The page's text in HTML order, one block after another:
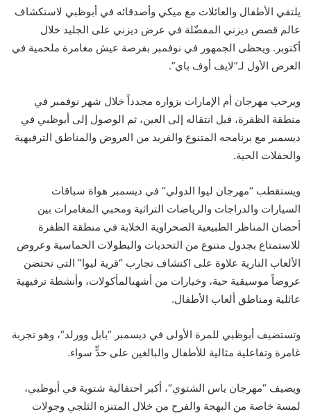
يلتقي الأطفال والعائلات مع ميكي وأصدقائه في أبوظبي لاستكشاف
عالم قصص ديزني المفضّلة في عرض ديزني على الجليد خلال
أكتوبر. ويحظى الجمهور في نوفمبر بفرصة عيش مغامرة ملحمية في
العرض الأول لـ”لايف أوف باي”.
ويرحب مهرجان أم الإمارات بزواره مجدداً خلال شهر نوفمبر في
منطقة الظفرة، قبل انتقاله إلى العين، ثم الوصول إلى أبوظبي في
ديسمبر مع برنامجه المتنوع والفريد من العروض والمناطق الترفيهية
والحفلات الحية.
ويستقطب “مهرجان ليوا الدولي“ في ديسمبر هواة سباقات
السيارات والدراجات والرياضات التراثية ومحبي المغامرات بين
أحضان المناظر الطبيعية الصحراوية الخلابة في منطقة الظفرة
للاستمتاع بجدول متنوع من التحديات والبطولات الحماسية وعروض
الألعاب النارية علاوة على اكتشاف تجارب “قرية ليوا” التي تحتضن
عروضاً موسيقية حية، وخيارات من أشهىالمأكولات، وأنشطة تر فيهية
عائلية ومناطق ألعاب الأطفال.
وتستضيف أبوظبي للمرة الأولى في ديسمبر “بابل وورلد“، وهو تجربة
غامرة وتفاعلية مثالية للأطفال والبالغين على حدٍّ سواء.
ويضيف “مهرجان ياس الشتوي“، أكبر احتفالية شتوية في أبوظبي،
لمسة خاصة من البهجة والفرح من خلال المتنزه الثلجي وجولات